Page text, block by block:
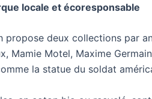
locale et écoresponsable
propose deux collections par
Mamie Motel, Maxime
la statue du soldat